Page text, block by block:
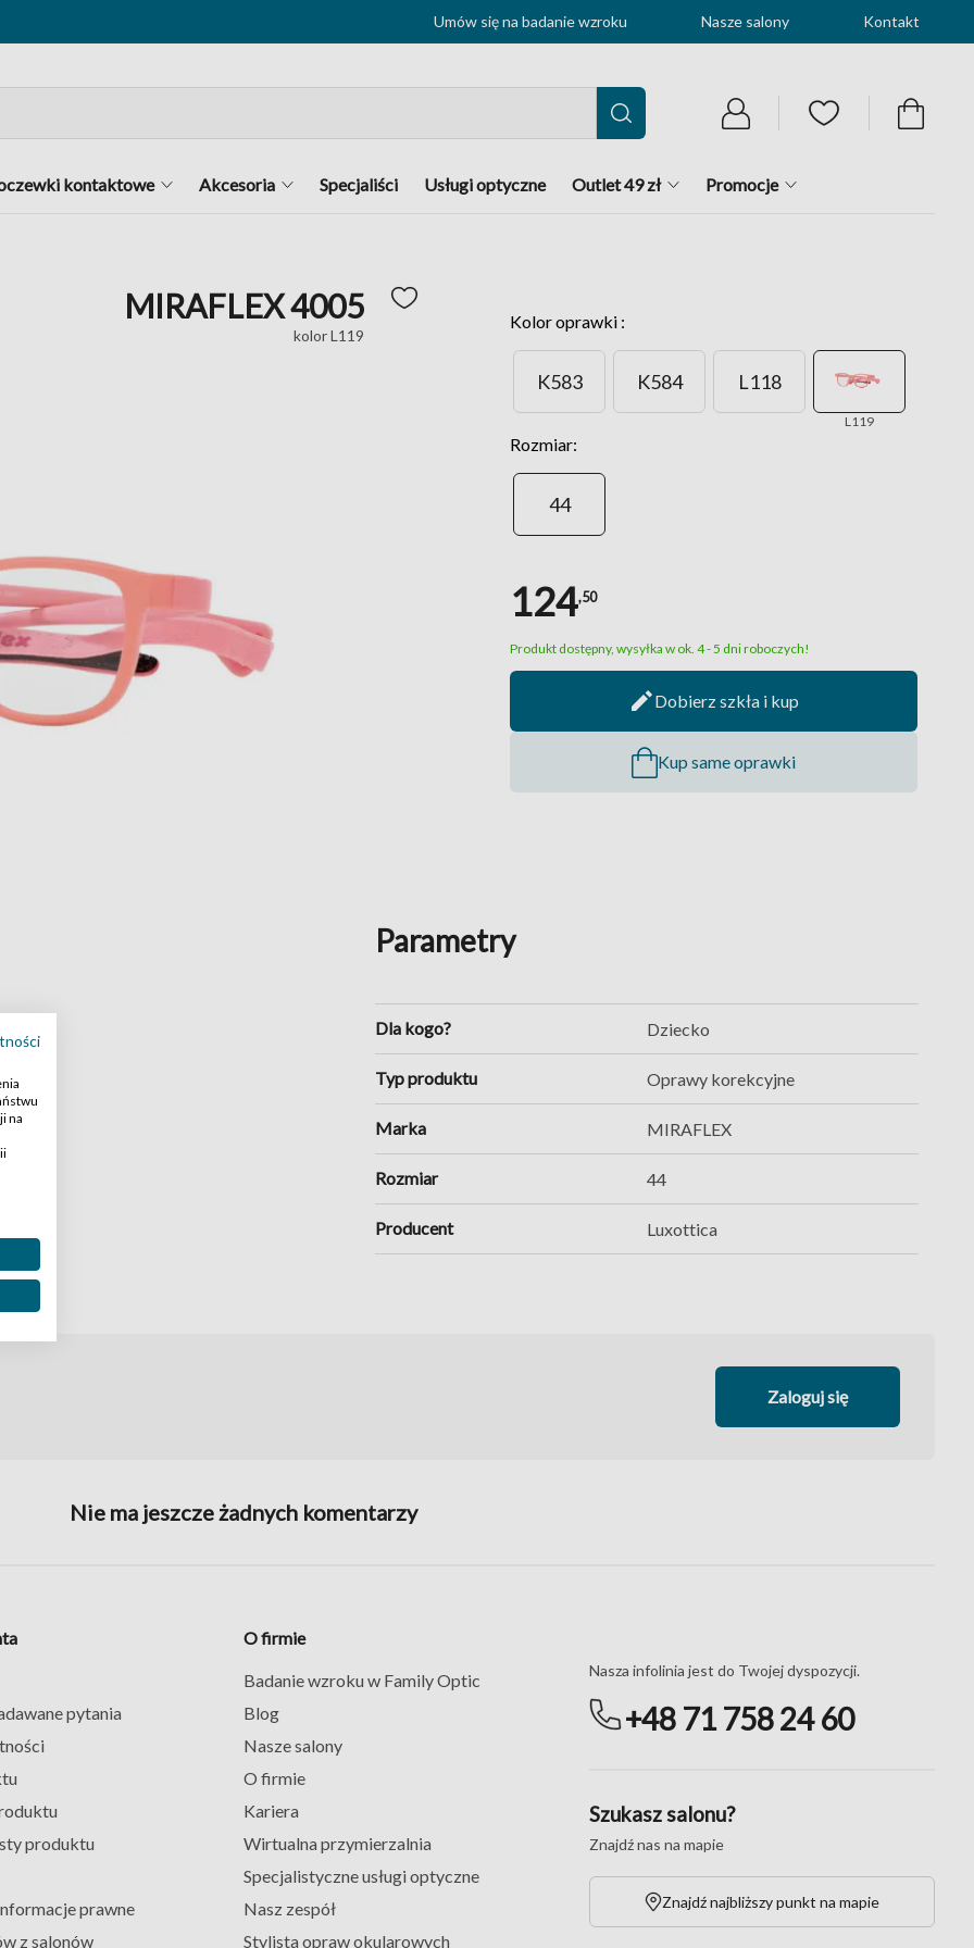
Umów się na badanie wzroku Nasze salony Kontakt
kontaktowe Akcesoria Specjaliści Usługi optyczne Outlet 49 zł Promocje
MIRAFLEX 4005
kolor L119
Kolor oprawki :
K583 K584 L118
L119
Rozmiar:
44
124,50
Produkt dostępny, wysyłka w ok. 4 - 5 dni roboczych!
Dobierz szkła i kup
Kup same oprawki
Parametry
Dla kogo? Dziecko
Typ produktu Oprawy korekcyjne
Marka MIRAFLEX
Rozmiar 44
Producent Luxottica
Zaloguj się
Nie ma jeszcze żadnych komentarzy
pytania
produktu
prawne
z salonów
O firmie
Badanie wzroku w Family Optic
Blog
Nasze salony
O firmie
Kariera
Wirtualna przymierzalnia
Specjalistyczne usługi optyczne
Nasz zespół
Stylista opraw okularowych
Nasza infolinia jest do Twojej dyspozycji.
+48 71 758 24 60
Szukasz salonu?
Znajdź nas na mapie
Znajdź najbliższy punkt na mapie
na